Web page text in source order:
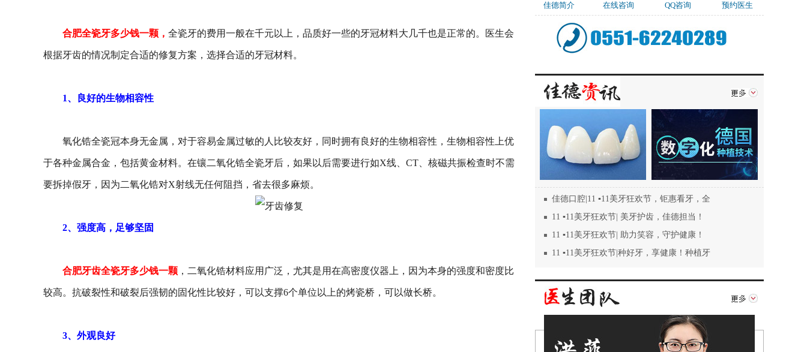
佳德简介 在线咨询 QQ咨询 预约医生
佳德口腔|11 ▪11美牙狂欢节，钜惠看牙，全
11 ▪11美牙狂欢节| 美牙护齿，佳德担当！
11 ▪11美牙狂欢节| 助力笑容，守护健康！
11 ▪11美牙狂欢节|种好牙，享健康！种植牙
合肥全瓷牙多少钱一颗， 全瓷牙的费用一般在千元以上，品质好一些的牙冠材料大几千也是正常的。医生会
根据牙齿的情况制定合适的修复方案，选择合适的牙冠材料。
1、良好的生物相容性
氧化锆全瓷冠本身无金属，对于容易金属过敏的人比较友好，同时拥有良好的生物相容性，生物相容性上优
于各种金属合金，包括黄金材料。在镶二氧化锆全瓷牙后，如果以后需要进行如X线、CT、核磁共振检查时不需
要拆掉假牙，因为二氧化锆对X射线无任何阻挡，省去很多麻烦。
2、强度高，足够坚固
合肥牙齿全瓷牙多少钱一颗 ，二氧化锆材料应用广泛，尤其是用在高密度仪器上，因为本身的强度和密度比
较高。抗破裂性和破裂后强韧的固化性比较好，可以支撑6个单位以上的烤瓷桥，可以做长桥。
3、外观良好